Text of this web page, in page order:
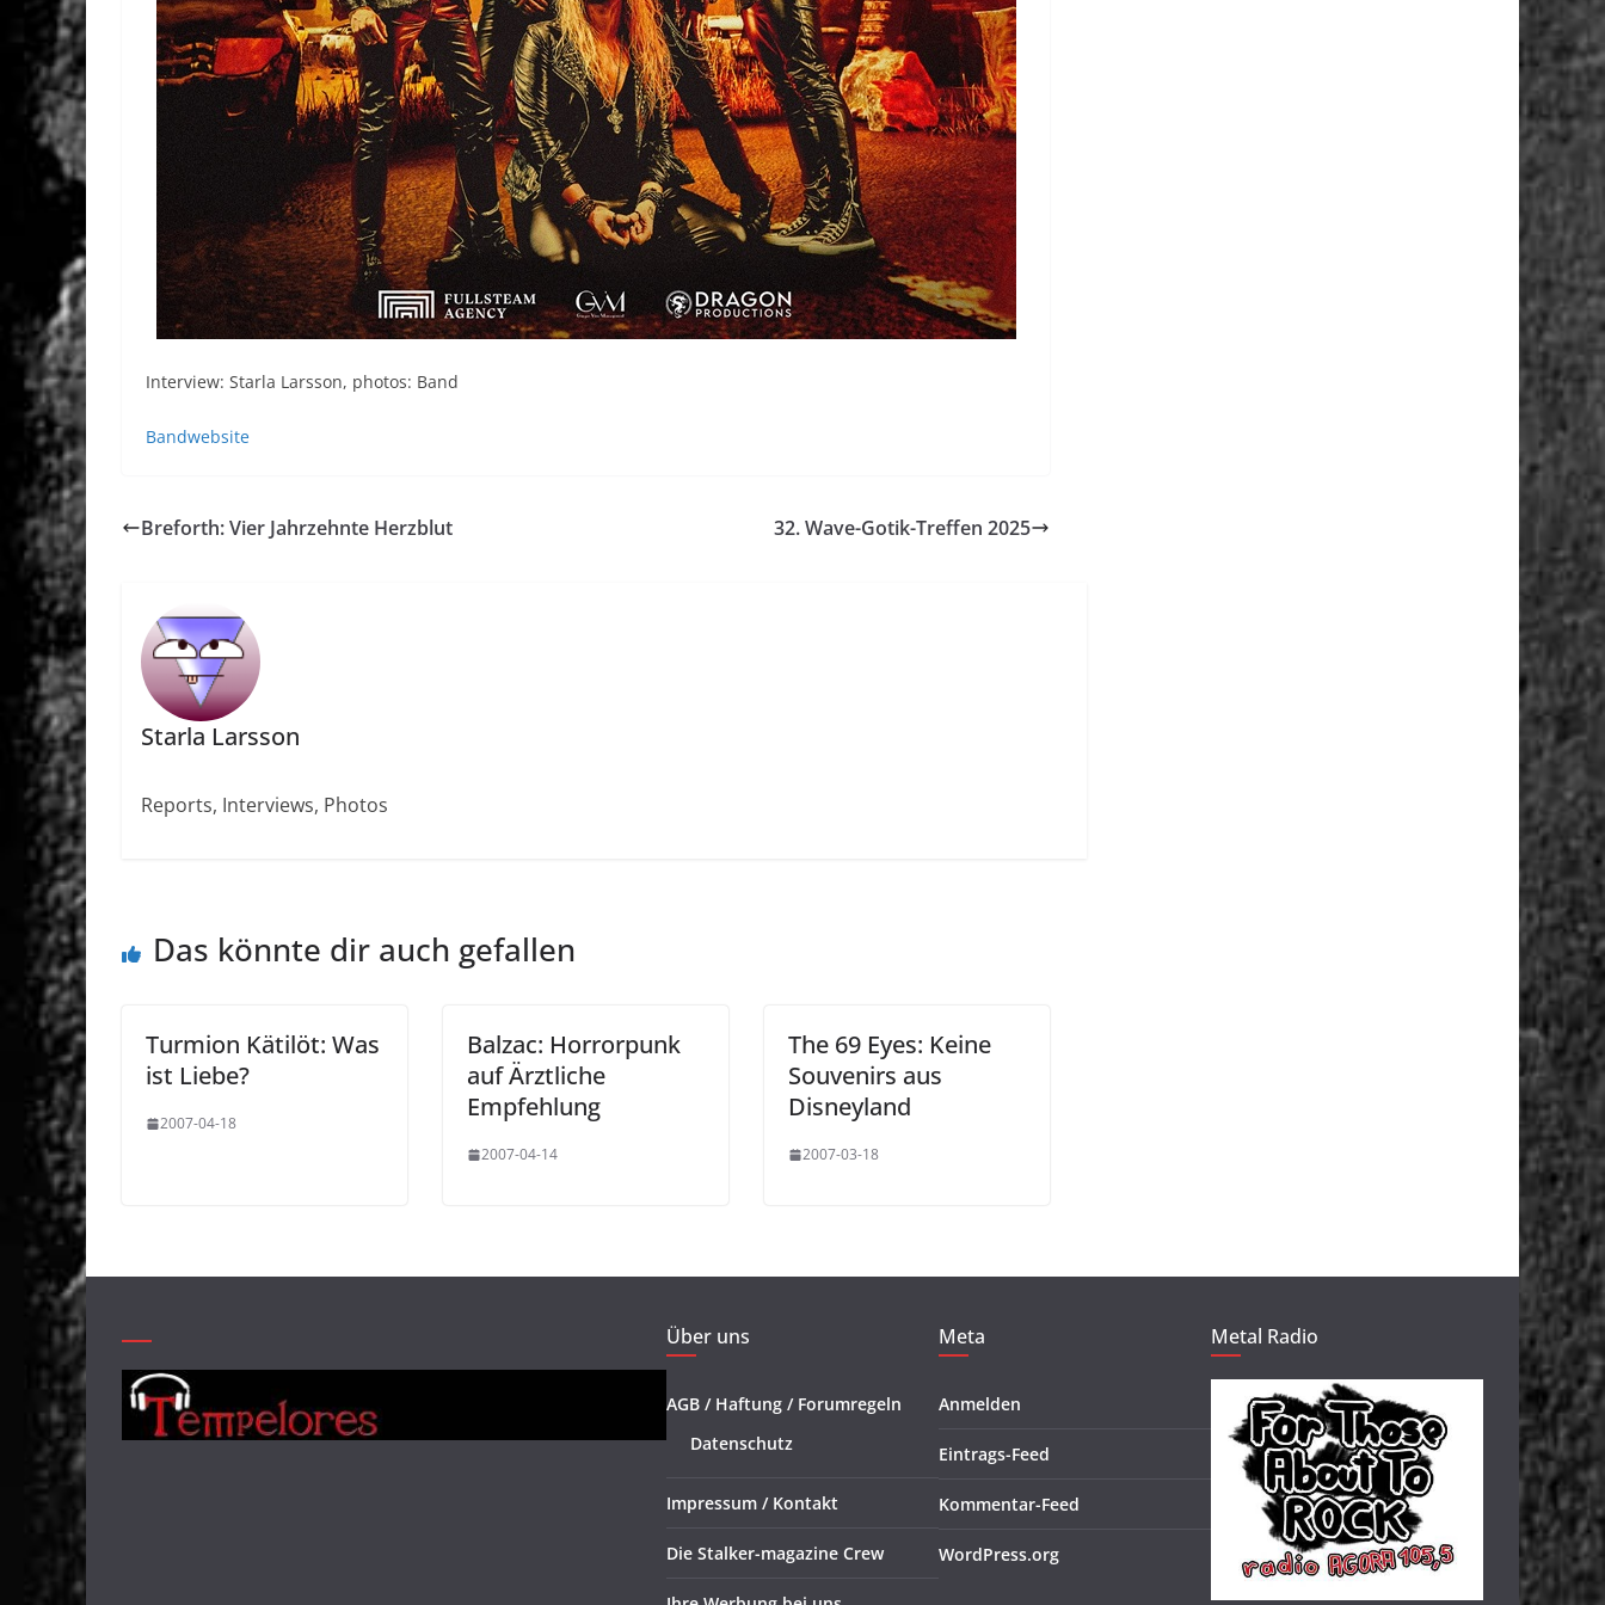
Interview: Starla Larsson, photos: Band
Bandwebsite
Breforth: Vier Jahrzehnte Herzblut 32. Wave-Gotik-Treffen 2025
Starla Larsson
Reports, Interviews, Photos
Das könnte dir auch gefallen
Turmion Kätilöt: Was
ist Liebe?
2007-04-18
Balzac: Horrorpunk
auf Ärztliche
Empfehlung
2007-04-14
The 69 Eyes: Keine
Souvenirs aus
Disneyland
2007-03-18
Über uns
AGB / Haftung / Forumregeln
Datenschutz
Impressum / Kontakt
Die Stalker-magazine Crew
Meta
Anmelden
Eintrags-Feed
Kommentar-Feed
WordPress.org
Metal Radio